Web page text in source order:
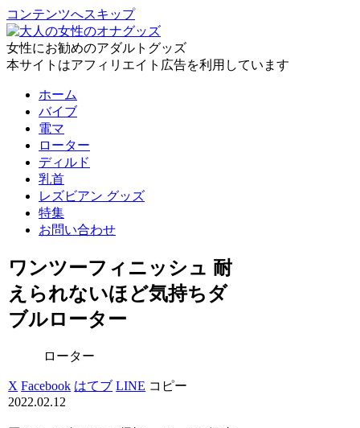
コンテンツへスキップ
女性にお勧めのアダルトグッズ
本サイトはアフィリエイト広告を利用しています
ホーム
バイブ
電マ
ローター
ディルド
乳首
レズビアン グッズ
特集
お問い合わせ
ワンツーフィニッシュ 耐
えられないほど気持ちダ
ブルローター
ローター
X Facebook はてブ LINE コピー
2022.02.12